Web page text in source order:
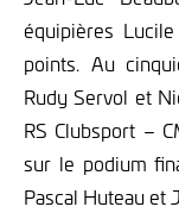
équipières
points. Au
Rudy Servol et
RS Clubsport –
sur le podium
Pascal Huteau et